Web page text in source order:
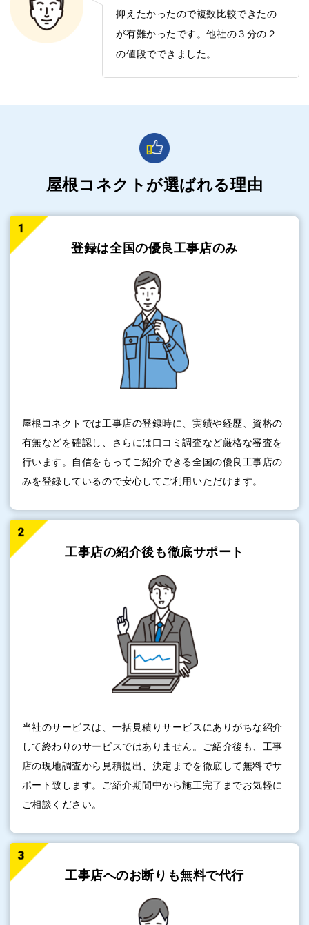
抑えたかったので複数比較できたの
が有難かったです。他社の３分の２
の値段でできました。
屋根コネクトが選ばれる理由
登録は全国の優良工事店のみ
屋根コネクトでは工事店の登録時に、実績や経歴、資格の
有無などを確認し、さらには口コミ調査など厳格な審査を
行います。自信をもってご紹介できる全国の優良工事店の
みを登録しているので安心してご利用いただけます。
工事店の紹介後も徹底サポート
当社のサービスは、一括見積りサービスにありがちな紹介
して終わりのサービスではありません。ご紹介後も、工事
店の現地調査から見積提出、決定までを徹底して無料でサ
ポート致します。ご紹介期間中から施工完了までお気軽に
ご相談ください。
工事店へのお断りも無料で代行